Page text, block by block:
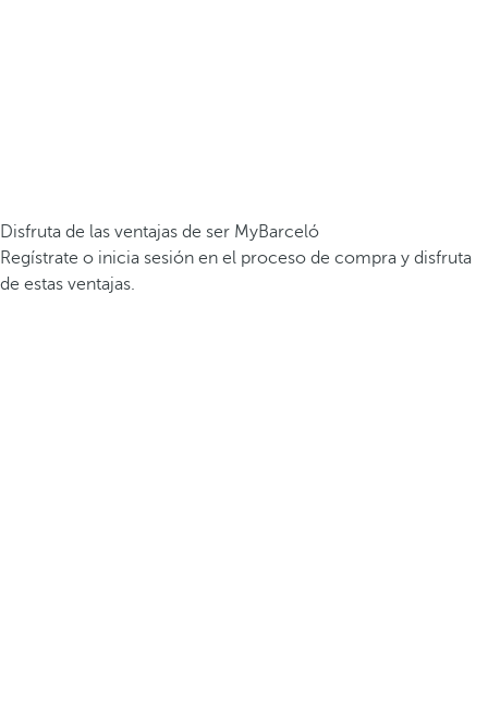
Disfruta de las ventajas de ser MyBarceló
Regístrate o inicia sesión en el proceso de compra y disfruta
de estas ventajas.